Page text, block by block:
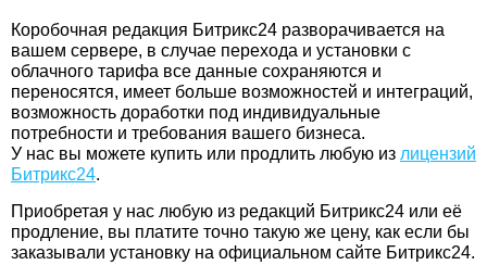
Коробочная редакция Битрикс24 разворачивается на
вашем сервере, в случае перехода и установки с
облачного тарифа все данные сохраняются и
переносятся, имеет больше возможностей и интеграций,
возможность доработки под индивидуальные
потребности и требования вашего бизнеса.
У нас вы можете купить или продлить любую из лицензий
Битрикс24.
Приобретая у нас любую из редакций Битрикс24 или её
продление, вы платите точно такую же цену, как если бы
заказывали установку на официальном сайте Битрикс24.